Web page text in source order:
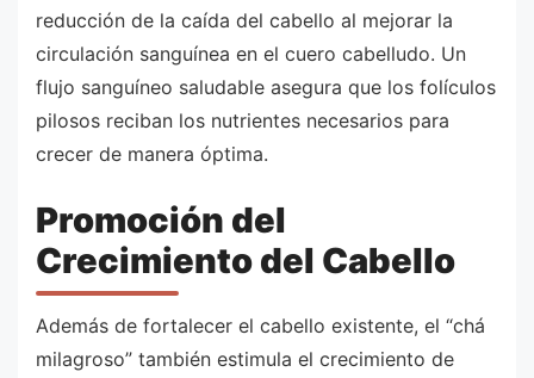
reducción de la caída del cabello al mejorar la
circulación sanguínea en el cuero cabelludo. Un
flujo sanguíneo saludable asegura que los folículos
pilosos reciban los nutrientes necesarios para
crecer de manera óptima.
Promoción del
Crecimiento del Cabello
Además de fortalecer el cabello existente, el “chá
milagroso” también estimula el crecimiento de